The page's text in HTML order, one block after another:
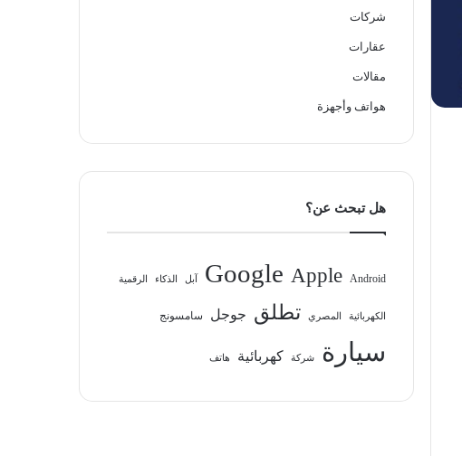
شركات
عقارات
مقالات
هواتف وأجهزة
هل تبحث عن؟
Android
Apple
Google آبل الذكاء الرقمية
الكهربائية المصري تطلق جوجل سامسونج
سيارة شركة كهربائية هاتف